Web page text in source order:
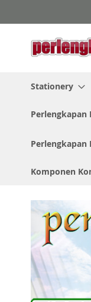
to
Content
Stationery
Perlengkapan
Komponen